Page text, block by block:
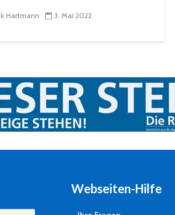
Hartmann 3. Mai 2022
Webseiten-Hilfe